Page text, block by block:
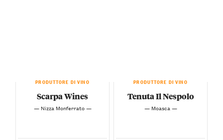
PRODUTTORE DI VINO
Scarpa Wines
— Nizza Monferrato —
PRODUTTORE DI VINO
Tenuta Il Nespolo
— Moasca —